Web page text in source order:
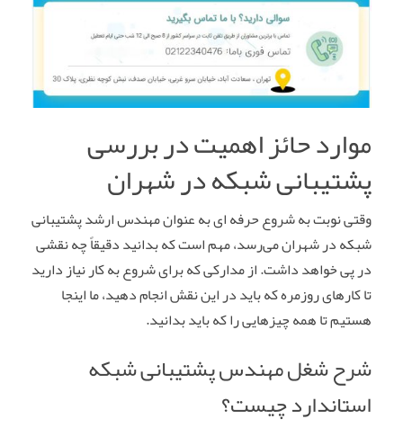
موارد حائز اهمیت در بررسی
پشتیبانی شبکه در شهران
وقتی نوبت به شروع حرفه ای به عنوان مهندس ارشد پشتیبانی
شبکه در شهران می‌رسد، مهم است که بدانید دقیقاً چه نقشی
در پی خواهد داشت. از مدارکی که برای شروع به کار نیاز دارید
تا کارهای روزمره که باید در این نقش انجام دهید، ما اینجا
هستیم تا همه چیزهایی را که باید بدانید.
شرح شغل مهندس پشتیبانی شبکه
استاندارد چیست؟